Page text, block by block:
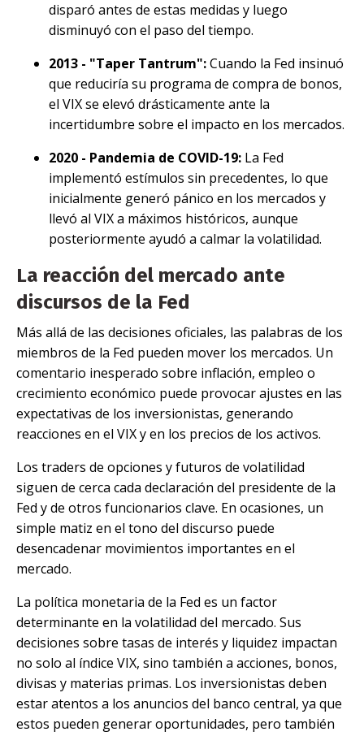
disparó antes de estas medidas y luego
disminuyó con el paso del tiempo.
2013 - "Taper Tantrum":Cuando la Fed insinuó
que reduciría su programa de compra de bonos,
el VIX se elevó drásticamente ante la
incertidumbre sobre el impacto en los mercados.
2020 - Pandemia de COVID-19: La Fed
implementó estímulos sin precedentes, lo que
inicialmente generó pánico en los mercados y
llevó al VIX a máximos históricos, aunque
posteriormente ayudó a calmar la volatilidad.
La reacción del mercado ante
discursos de la Fed
Más allá de las decisiones oficiales, las palabras de los
miembros de la Fed pueden mover los mercados. Un
comentario inesperado sobre inflación, empleo o
crecimiento económico puede provocar ajustes en las
expectativas de los inversionistas, generando
reacciones en el VIX y en los precios de los activos.
Los traders de opciones y futuros de volatilidad
siguen de cerca cada declaración del presidente de la
Fed y de otros funcionarios clave. En ocasiones, un
simple matiz en el tono del discurso puede
desencadenar movimientos importantes en el
mercado.
La política monetaria de la Fed es un factor
determinante en la volatilidad del mercado. Sus
decisiones sobre tasas de interés y liquidez impactan
no solo al índice VIX, sino también a acciones, bonos,
divisas y materias primas. Los inversionistas deben
estar atentos a los anuncios del banco central, ya que
estos pueden generar oportunidades, pero también